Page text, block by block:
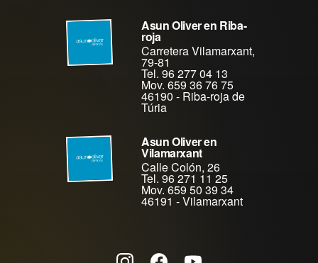
Asun Oliver en Riba-
roja
Carretera Vilamarxant,
79-81
Tel. 96 277 04 13
Mov. 659 36 76 75
46190 - Riba-roja de
Túria
Asun Oliver en
Vilamarxant
Calle Colón, 26
Tel. 96 271 11 25
Mov. 659 50 39 34
46191 -Vilamarxant